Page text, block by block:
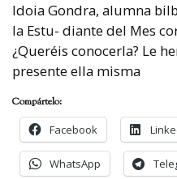
Idoia Gondra, alumna
la Estu- diante del Mes
¿Queréis conocerla? Le
presente ella misma
Compártelo:
Facebook
WhatsApp